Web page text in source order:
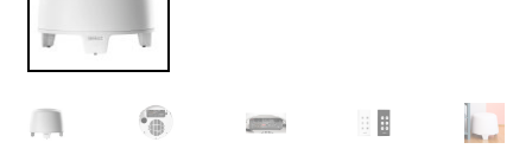
KÄYTETYT
YRITYS